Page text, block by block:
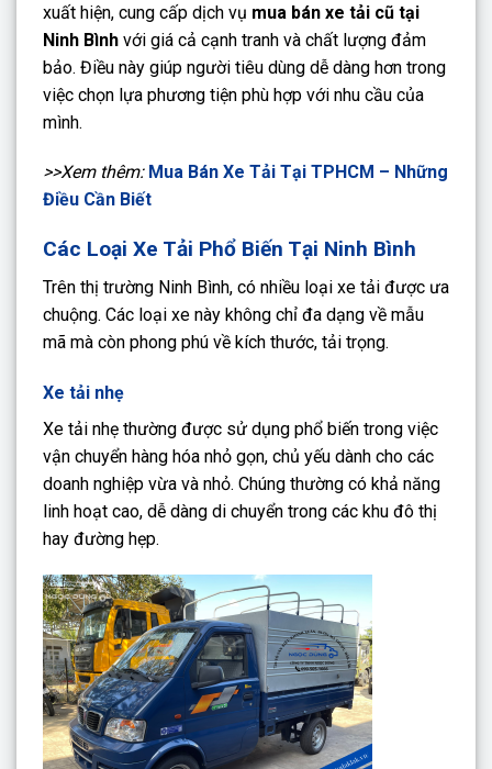
xuất hiện, cung cấp dịch vụ mua bán xe tải cũ tại
Ninh Bình với giá cả cạnh tranh và chất lượng đảm
bảo. Điều này giúp người tiêu dùng dễ dàng hơn trong
việc chọn lựa phương tiện phù hợp với nhu cầu của
mình.
>>Xem thêm: Mua Bán Xe Tải Tại TPHCM – Những
Điều Cần Biết
Các Loại Xe Tải Phổ Biến Tại Ninh Bình
Trên thị trường Ninh Bình, có nhiều loại xe tải được ưa
chuộng. Các loại xe này không chỉ đa dạng về mẫu
mã mà còn phong phú về kích thước, tải trọng.
Xe tải nhẹ
Xe tải nhẹ thường được sử dụng phổ biến trong việc
vận chuyển hàng hóa nhỏ gọn, chủ yếu dành cho các
doanh nghiệp vừa và nhỏ. Chúng thường có khả năng
linh hoạt cao, dễ dàng di chuyển trong các khu đô thị
hay đường hẹp.